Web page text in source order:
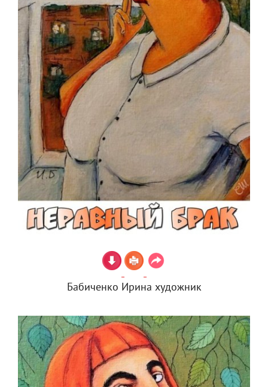
Бабиченко Ирина художник